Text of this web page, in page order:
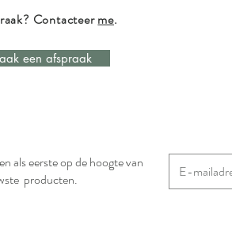
Contacteerme.
een afspraak
als eerste op de hoogte van
producten.